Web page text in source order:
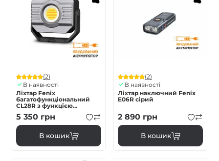
(2)
В наявності
Ліхтар Fenix
багатофункціональний
CL28R з функцією
Powerbank (10 000 mAh)
5 350 грн
В кошик
(2)
В наявності
Ліхтар наключний Fenix
E06R сірий
2 890 грн
В кошик